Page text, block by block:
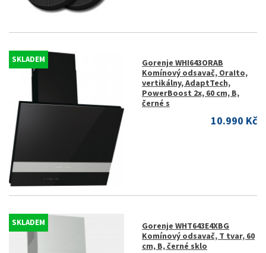
SKLADEM
Gorenje WHI643ORAB
Komínový odsavač, OraIto,
vertikálny, AdaptTech,
PowerBoost 2x, 60 cm, B,
černé s
10.990 Kč
SKLADEM
Gorenje WHT643E4XBG
Komínový odsavač, T tvar, 60
cm, B, černé sklo